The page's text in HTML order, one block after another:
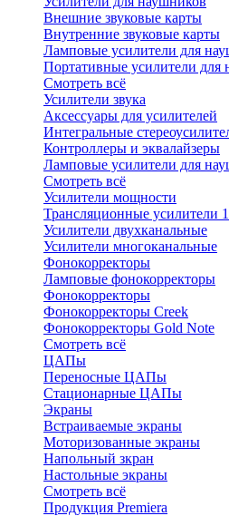
Внешние звуковые карты
Внутренние звуковые карты
Ламповые усилители для
Портативные усилители для
Смотреть всё
Усилители звука
Аксессуары для усилителей
Интегральные
Контроллеры и эквалайзеры
Ламповые усилители для
Смотреть всё
Усилители мощности
Трансляционные усилители
Усилители двухканальные
Усилители многоканальные
Фонокорректоры
Ламповые фонокорректоры
Фонокорректоры
Фонокорректоры Creek
Фонокорректоры Gold Note
Смотреть всё
ЦАПы
Переносные ЦАПы
Стационарные ЦАПы
Экраны
Встраиваемые экраны
Моторизованные экраны
Напольный зкран
Настольные экраны
Смотреть всё
Продукция Premiera